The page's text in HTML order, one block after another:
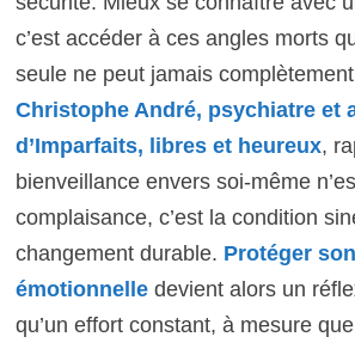
c’est accéder à ces angles morts
seule ne peut jamais
Christophe André, psychiatre et
d’Imparfaits, libres et heureux,
bienveillance envers soi-même
complaisance, c’est la condition
changement durable. Protéger
émotionnelledevient alors un
qu’un effort constant, à mesure